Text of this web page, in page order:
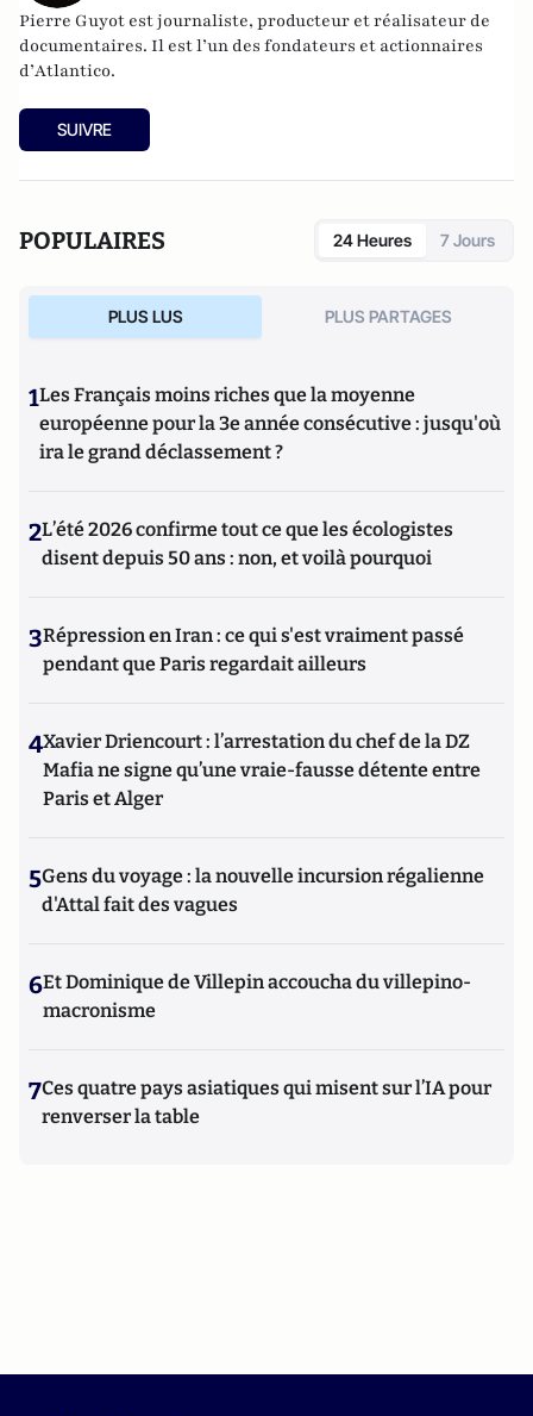
Pierre Guyot est journaliste, producteur et réalisateur de
documentaires. Il est l’un des fondateurs et actionnaires
d’Atlantico.
SUIVRE
POPULAIRES 24 Heures 7 Jours
PLUS LUS PLUS PARTAGES
1Les Français moins riches que la moyenne
européenne pour la 3e année consécutive : jusqu'où
ira le grand déclassement ?
2L’été 2026 confirme tout ce que les écologistes
disent depuis 50 ans : non, et voilà pourquoi
3Répression en Iran : ce qui s'est vraiment passé
pendant que Paris regardait ailleurs
4Xavier Driencourt : l’arrestation du chef de la DZ
Mafia ne signe qu’une vraie-fausse détente entre
Paris et Alger
5Gens du voyage : la nouvelle incursion régalienne
d'Attal fait des vagues
6Et Dominique de Villepin accoucha du villepino-
macronisme
7Ces quatre pays asiatiques qui misent sur l’IA pour
renverser la table